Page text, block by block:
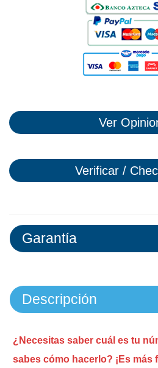
Ver
Verificar /
Garantía
Descripción
¿Necesitas saber cuál es tu
sabes cómo hacerlo? ¡Es más